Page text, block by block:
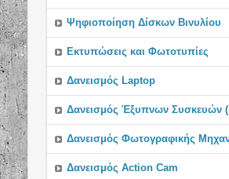
Ψηφιοποίηση Δίσκων Βινυλίου
Εκτυπώσεις και Φωτοτυπίες
Δανεισμός Laptop
Δανεισμός Έξυπνων Συσκευών (
Δανεισμός Φωτογραφικής
Δανεισμός Action Cam